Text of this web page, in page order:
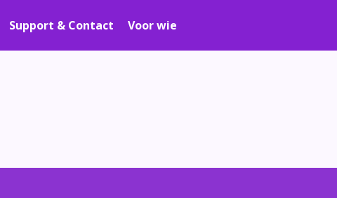
Support & Contact Voor wie